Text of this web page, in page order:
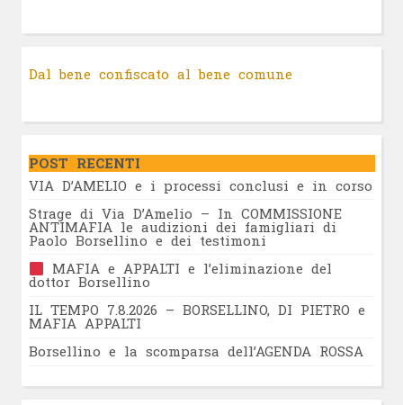
Dal bene confiscato al bene comune
POST RECENTI
VIA D’AMELIO e i processi conclusi e in corso
Strage di Via D’Amelio – In COMMISSIONE
ANTIMAFIA le audizioni dei famigliari di
Paolo Borsellino e dei testimoni
MAFIA e APPALTI e l’eliminazione del
dottor Borsellino
IL TEMPO 7.8.2026 – BORSELLINO, DI PIETRO e
MAFIA APPALTI
Borsellino e la scomparsa dell’AGENDA ROSSA